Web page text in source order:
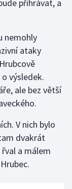
přihrávat, a
nemohly
ataky
výsledek.
ale bez větší
V nich bylo
dvakrát
a málem